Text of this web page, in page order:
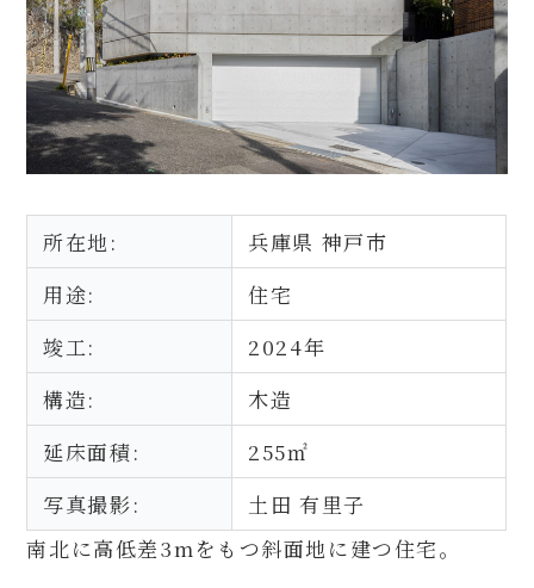
所在地:
兵庫県 神戸市
用途:
住宅
竣工:
2024年
構造:
木造
延床面積:
255㎡
写真撮影:
土田 有里子
南北に高低差3mをもつ斜面地に建つ住宅。